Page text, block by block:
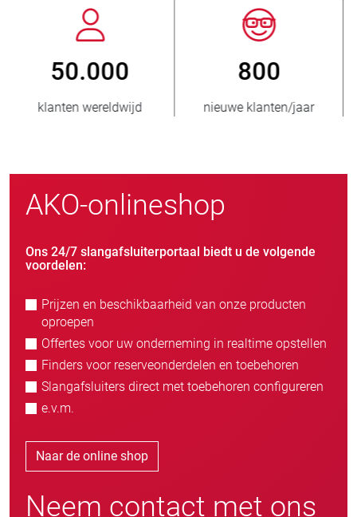
800
nieuwe klanten/jaar
> 3.500.000
verkochte eenheden
AKO-onlineshop
Ons 24/7 slangafsluiterportaal biedt u de volgende
voordelen:
Prijzen en beschikbaarheid van onze producten
oproepen
Offertes voor uw onderneming in realtime opstellen
Finders voor reserveonderdelen en toebehoren
Slangafsluiters direct met toebehoren configureren
e.v.m.
Naar de online shop
Neem contact met ons